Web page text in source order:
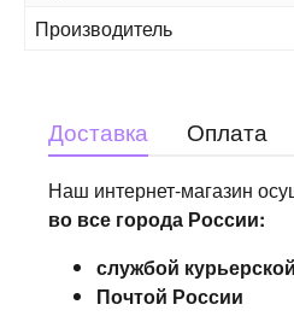
Производитель
Доставка Оплата
Наш интернет-магазин
во все города России:
службой
Почтой России